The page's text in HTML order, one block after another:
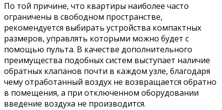
По той причине, что квартиры наиболее часто
ограничены в свободном пространстве,
рекомендуется выбирать устройства компактных
размеров, управлять которыми можно будет с
помощью пульта. В качестве дополнительного
преимущества подобных систем выступает наличие
обратных клапанов почти в каждом узле, благодаря
чему отработанный воздух не возвращается обратно
в помещения, а при отключенном оборудовании
введение воздуха не производится.